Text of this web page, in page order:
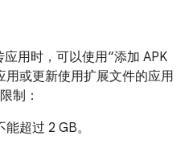
用时，可以使用“添加 APK
或更新使用扩展文件的应用
制：
超过 2 GB。